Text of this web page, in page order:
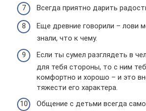
Всегда приятно дарить
Еще древние говорили – лови
знали, что к чему.
Если ты сумел разглядеть в
для тебя стороны, то с ним
комфортно и хорошо – и это
тяжести его характера.
Общение с детьми всегда